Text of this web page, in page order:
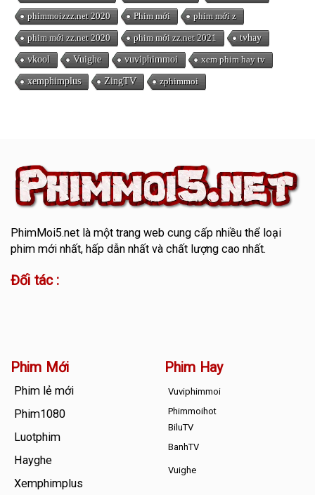
phimmoizzz.net 2020 Phim mới phim mới z
phim mới zz.net 2020 phim mới zz.net 2021 tvhay
vkool Vuighe vuviphimmoi xem phim hay tv
xemphimplus ZingTV zphimmoi
PhimMoi5.netlà một trang web cung cấp nhiều thể loại
phim mới nhất, hấp dẫn nhất và chất lượng cao nhất.
Đối tác :
Phim Mới
Phim lẻ mới
Phim1080
Luotphim
Hayghe
Xemphimplus
Phim Hay
Vuviphimmoi
Phimmoihot
BiluTV
BanhTV
Vuighe